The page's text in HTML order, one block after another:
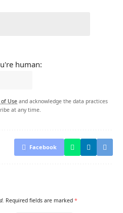
human:
of Use and acknowledge the data practices
at any time.
Facebook
Required fields are marked *